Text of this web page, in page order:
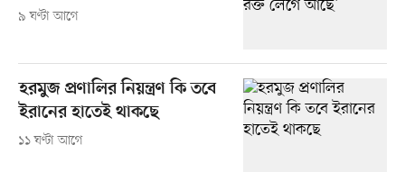
৯ ঘণ্টা আগে
হরমুজ প্রণালির নিয়ন্ত্রণ কি তবে
ইরানের হাতেই থাকছে
১১ ঘণ্টা আগে